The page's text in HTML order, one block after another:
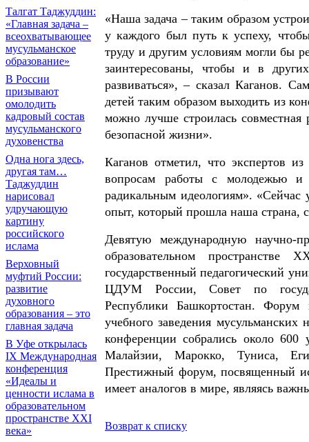
Талгат Таджуддин:
«Главная задача –
всеохватывающее
мусульманское
образование»
В России
призывают
омолодить
кадровый состав
мусульманского
духовенства
Одна нога здесь,
другая там…
Таджуддин
нарисовал
удручающую
картину
российского
ислама
Верховный
муфтий России:
развитие
духовного
образования – это
главная задача
В Уфе открылась
IX Международная
конференция
«Идеалы и
ценности ислама в
образовательном
пространстве XXI
века»
«Наша задача – таким образом
у каждого был путь к успеху,
труду и другим условиям могли бы
заинтересованы, чтобы и в
развиваться», – сказал Каганов.
детей таким образом выходить из
можно лучше строилась совместная
безопасной жизни».
Каганов отметил, что экспертов
вопросам работы с молодежью
радикальным идеологиям».
опыт, который прошла наша страна,
Девятую международную научно-
образовательном
государственный педагогический
ЦДУМ России, Совет по
Республики Башкортостан.
учебного заведения
конференции собрались около 600
Малайзии, Марокко, Туниса,
Престижный форум, посвященный
имеет аналогов в мире, являясь
Возврат к списку